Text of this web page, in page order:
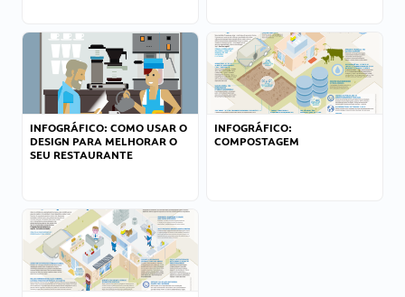
INFOGRÁFICO: COMO USAR O
DESIGN PARA MELHORAR O
SEU RESTAURANTE
INFOGRÁFICO:
COMPOSTAGEM